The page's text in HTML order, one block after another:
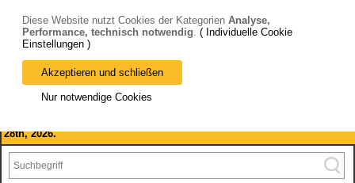
Bitte beachten Sie: wir machen Betriebsferien, vom 03. bis 28.
August 2026 haben wir geschlossen.
28th, 2026.
Diese Website nutzt Cookies der Kategorien Analyse,
Performance, technisch notwendig. ( Individuelle Cookie
Einstellungen )
Akzeptieren und schließen
Nur notwendige Cookies